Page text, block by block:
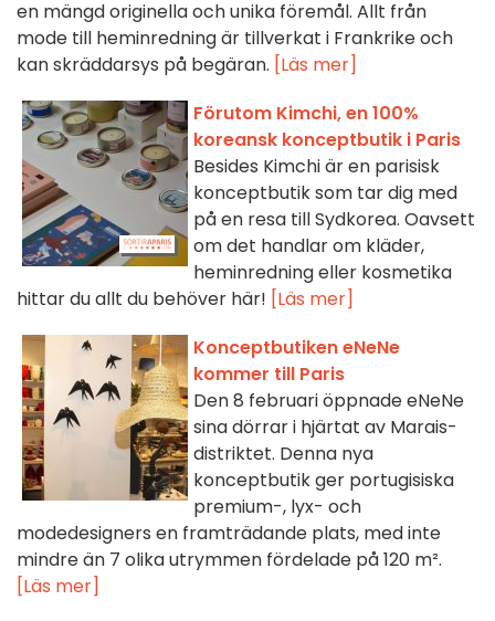
en mängd originella och unika föremål. Allt från
mode till heminredning är tillverkat i Frankrike och
kan skräddarsys på begäran. [Läs mer]
Förutom Kimchi, en 100%
koreansk konceptbutik i Paris
Besides Kimchi är en parisisk
konceptbutik som tar dig med
på en resa till Sydkorea. Oavsett
om det handlar om kläder,
heminredning eller kosmetika
hittar du allt du behöver här! [Läs mer]
Konceptbutiken eNeNe
kommer till Paris
Den 8 februari öppnade eNeNe
sina dörrar i hjärtat av Marais-
distriktet. Denna nya
konceptbutik ger portugisiska
premium-, lyx- och
modedesigners en framträdande plats, med inte
mindre än 7 olika utrymmen fördelade på 120 m².
[Läs mer]